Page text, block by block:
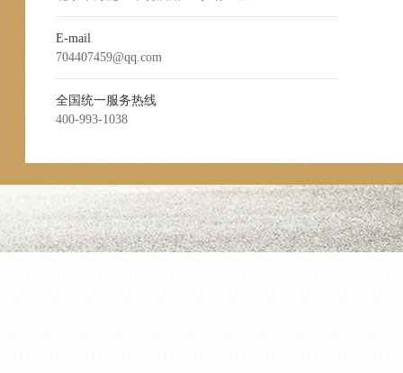
E-mail
704407459@qq.com
全国统一服务热线
400-993-1038